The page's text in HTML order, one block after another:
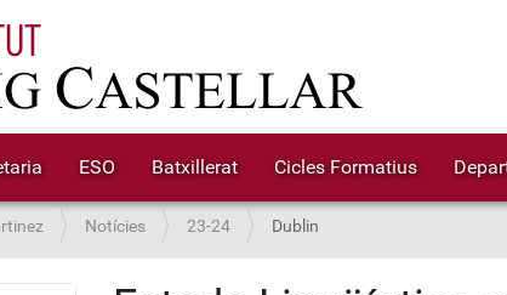
ESO Batxillerat Cicles Formatius
Notícies 23-24 Dublin